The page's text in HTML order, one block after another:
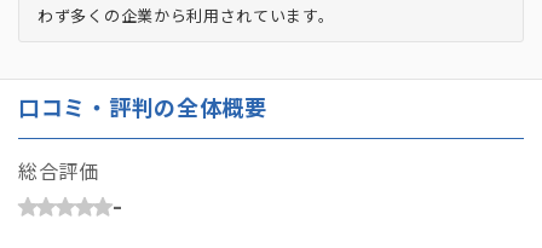
わず多くの企業から利用されています。
口コミ・評判の全体概要
総合評価
-